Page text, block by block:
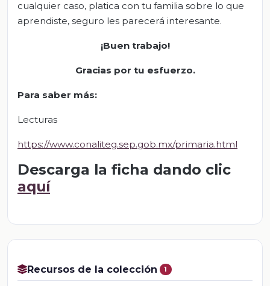
cualquier caso, platica con tu familia sobre lo que
aprendiste, seguro les parecerá interesante.
¡Buen trabajo!
Gracias por tu esfuerzo.
Para saber más:
Lecturas
https://www.conaliteg.sep.gob.mx/primaria.html
Descarga la ficha dando clic
aquí
Recursos de la colección 1